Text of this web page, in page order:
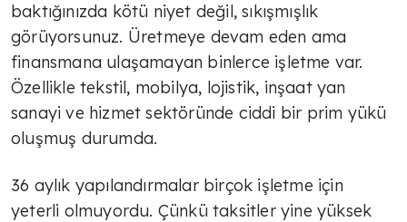
baktığınızda kötü niyet değil, sıkışmışlık
görüyorsunuz. Üretmeye devam eden ama
finansmana ulaşamayan binlerce işletme var.
Özellikle tekstil, mobilya, lojistik, inşaat yan
sanayi ve hizmet sektöründe ciddi bir prim yükü
oluşmuş durumda.
36 aylık yapılandırmalar birçok işletme için
yeterli olmuyordu. Çünkü taksitler yine yüksek
TÜLİN YALMAN